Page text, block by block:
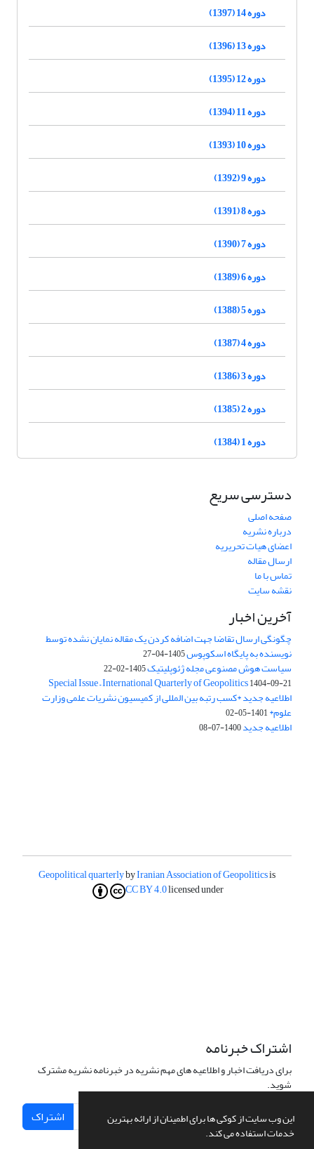
این وب سایت از کوکی ها برای اطمینان از ارائه بهترین
خدمات استفاده می کند.
دوره 14 (1397)
دوره 13 (1396)
دوره 12 (1395)
دوره 11 (1394)
دوره 10 (1393)
دوره 9 (1392)
دوره 8 (1391)
دوره 7 (1390)
دوره 6 (1389)
دوره 5 (1388)
دوره 4 (1387)
دوره 3 (1386)
دوره 2 (1385)
دوره 1 (1384)
دسترسی سریع
صفحه اصلی
درباره نشریه
اعضای هیات تحریریه
ارسال مقاله
تماس با ما
نقشه سایت
آخرین اخبار
چگونگی ارسال تقاضا جهت اضافه کردن یک مقاله نمایان نشده توسط
نویسنده به پایگاه اسکوپوس1405-04-27
سیاست هوش مصنوعی مجله ژئوپلیتیک1405-02-22
Special Issue – International Quarterly of Geopolitics1404-09-21
اطلاعیه جدید *کسب رتبه بین المللی از کمیسیون نشریات علمی وزارت
علوم*1401-05-02
اطلاعیه جدید1400-07-08
Geopolitical quarterlybyIranian Association of Geopoliticsis
licensed under
CC BY 4.0
اشتراک خبرنامه
برای دریافت اخبار و اطلاعیه های مهم نشریه در خبرنامه نشریه مشترک
شوید.
اشتراک